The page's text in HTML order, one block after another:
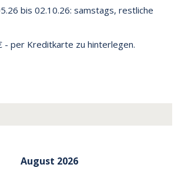
bis 02.10.26: samstags, restliche
- per Kreditkarte zu hinterlegen.
August 2026